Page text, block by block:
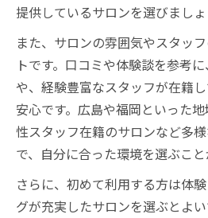
提供しているサロンを選びましょ
また、サロンの雰囲気やスタッ
トです。口コミや体験談を参考
や、経験豊富なスタッフが在籍
安心です。広島や福岡といった
性スタッフ在籍のサロンなど多
で、自分に合った環境を選ぶこと
さらに、初めて利用する方は体
グが充実したサロンを選ぶとよ